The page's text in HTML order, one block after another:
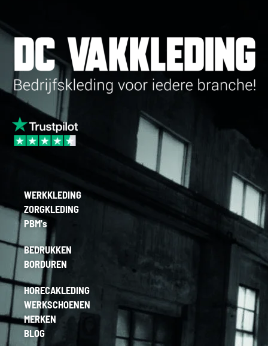
WERKKLEDING
ZORGKLEDING
PBM's
BEDRUKKEN
BORDUREN
HORECAKLEDING
WERKSCHOENEN
MERKEN
BLOG